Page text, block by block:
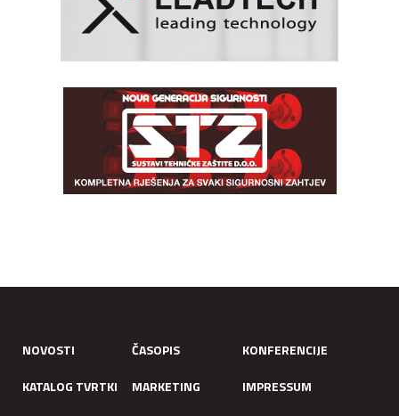
NOVOSTI ČASOPIS
KONFERENCIJE
KATALOG TVRTKI
MARKETING IMPRESSUM